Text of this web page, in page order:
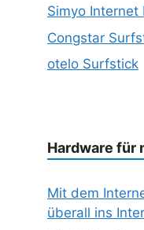
Simyo Internet
Congstar
otelo Surfstick
Hardware für
Mit dem
überall ins